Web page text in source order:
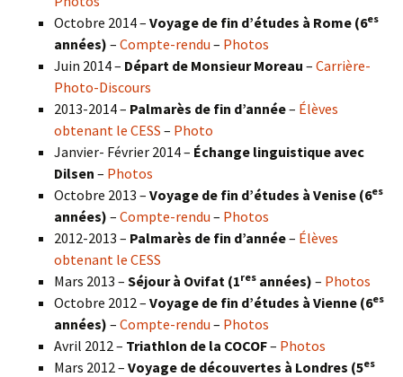
Octobre 2014 – Voyage de fin d’études à Rome (6es
années) – Compte-rendu – Photos
Juin 2014 – Départ de Monsieur Moreau – Carrière-
Photo-Discours
2013-2014 – Palmarès de fin d’année– Élèves
obtenant le CESS – Photo
Janvier- Février 2014 – Échange linguistique avec
Dilsen – Photos
Octobre 2013 – Voyage de fin d’études à Venise (6es
années) – Compte-rendu – Photos
2012-2013 – Palmarès de fin d’année– Élèves
obtenant le CESS
Mars 2013 – Séjour à Ovifat (1res années) – Photos
Octobre 2012 – Voyage de fin d’études à Vienne (6es
années) – Compte-rendu – Photos
Avril 2012 – Triathlon de la COCOF– Photos
Mars 2012 – Voyage de découvertes à Londres (5es